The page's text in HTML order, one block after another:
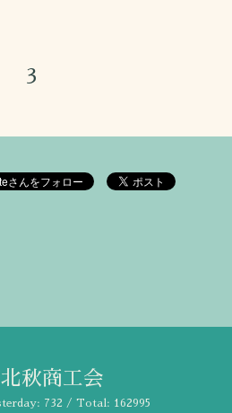
3
秋商工会
732 / Total: 162995